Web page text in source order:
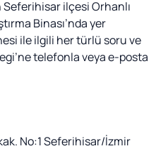
ilçesi Orhanlı
Binası’nda yer
ile ilgili her türlü soru ve
telefonla veya e-posta
No:1 Seferihisar/İzmir